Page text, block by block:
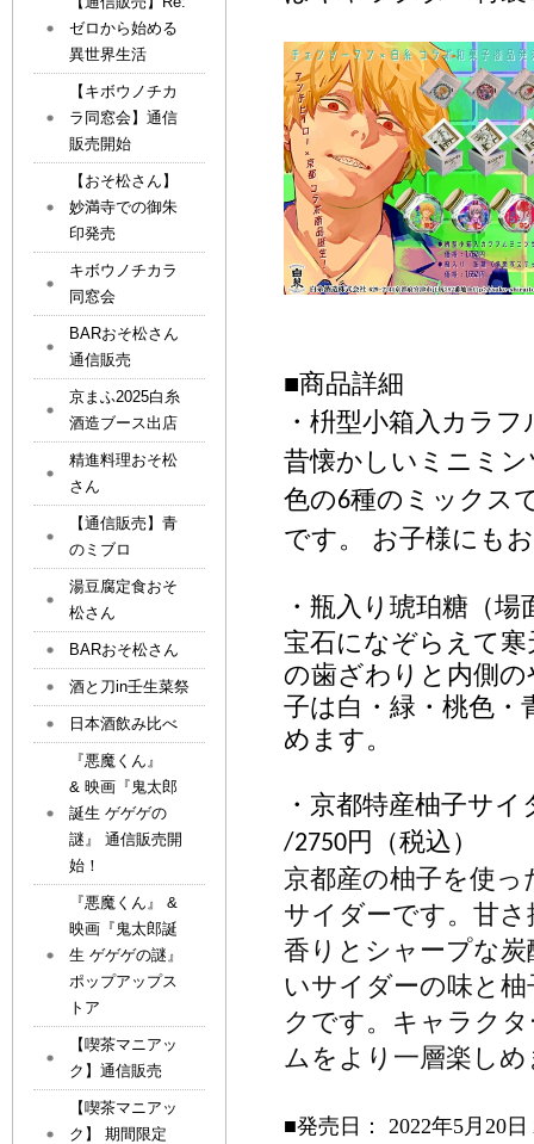
■商品詳細
・枡型小箱入カラ
昔懐かしいミニミ
色の6種のミックス
です。 お子様にも
・瓶入り琥珀糖（
宝石になぞらえて
の歯ざわりと内側
子は白・緑・桃色
めます。
・京都特産柚子サイ
/2750円 （税込）
京都産の柚子を使
サイダーです。甘
香りとシャープな
いサイダーの味と
クです。キャラク
ムをより一層楽し
■発売日： 2022年5月20
ゼロから始める
異世界生活
【キボウノチカ
ラ同窓会】通信
販売開始
【おそ松さん】
妙満寺での御朱
印発売
キボウノチカラ
同窓会
BARおそ松さん
通信販売
京まふ2025白糸
酒造ブース出店
精進料理おそ松
さん
【通信販売】青
のミブロ
湯豆腐定食おそ
松さん
BARおそ松さん
酒と刀in壬生菜祭
日本酒飲み比べ
『悪魔くん』
& 映画『鬼太郎
誕生 ゲゲゲの
謎』 通信販売開
始！
『悪魔くん』 &
映画『鬼太郎誕
生 ゲゲゲの謎』
ポップアップス
トア
【喫茶マニアッ
ク】通信販売
【喫茶マニアッ
ク】 期間限定